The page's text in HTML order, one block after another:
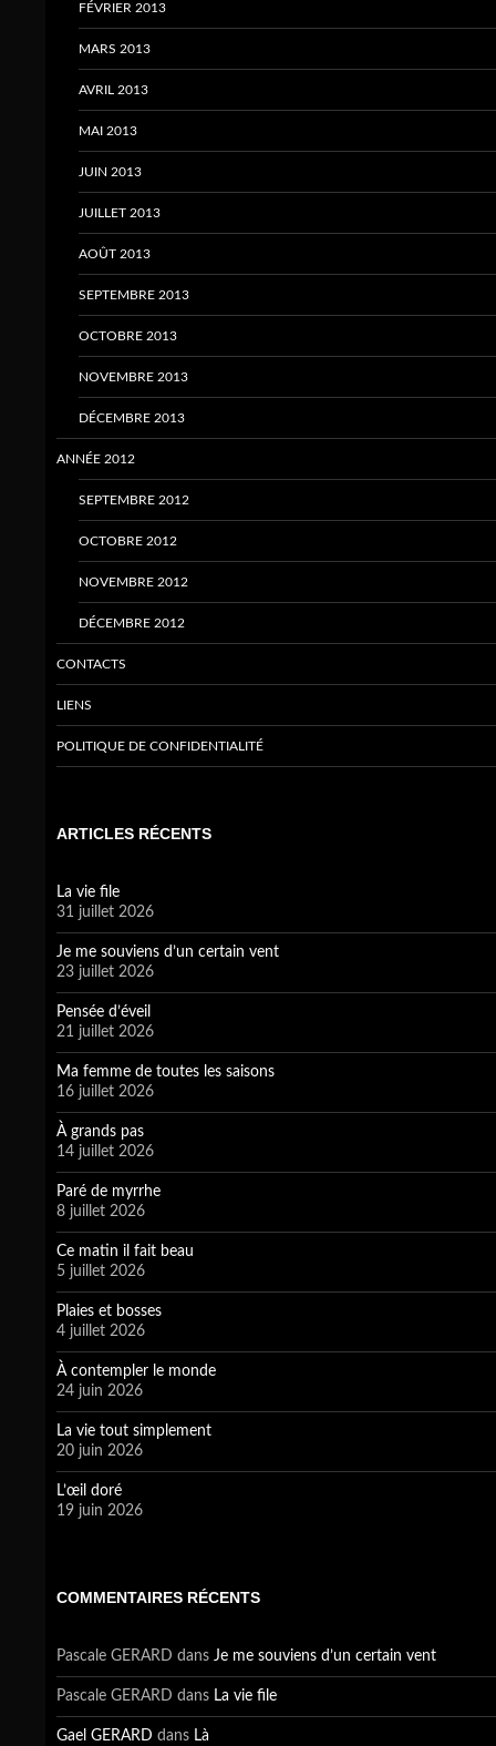
FÉVRIER 2013
MARS 2013
AVRIL 2013
MAI 2013
JUIN 2013
JUILLET 2013
AOÛT 2013
SEPTEMBRE 2013
OCTOBRE 2013
NOVEMBRE 2013
DÉCEMBRE 2013
ANNÉE 2012
SEPTEMBRE 2012
OCTOBRE 2012
NOVEMBRE 2012
DÉCEMBRE 2012
CONTACTS
LIENS
POLITIQUE DE CONFIDENTIALITÉ
ARTICLES RÉCENTS
La vie file
31 juillet 2026
Je me souviens d’un certain vent
23 juillet 2026
Pensée d’éveil
21 juillet 2026
Ma femme de toutes les saisons
16 juillet 2026
À grands pas
14 juillet 2026
Paré de myrrhe
8 juillet 2026
Ce matin il fait beau
5 juillet 2026
Plaies et bosses
4 juillet 2026
À contempler le monde
24 juin 2026
La vie tout simplement
20 juin 2026
L’œil doré
19 juin 2026
COMMENTAIRES RÉCENTS
Pascale GERARD dans Je me souviens d’un certain vent
Pascale GERARD dans La vie file
Gael GERARD dans Là